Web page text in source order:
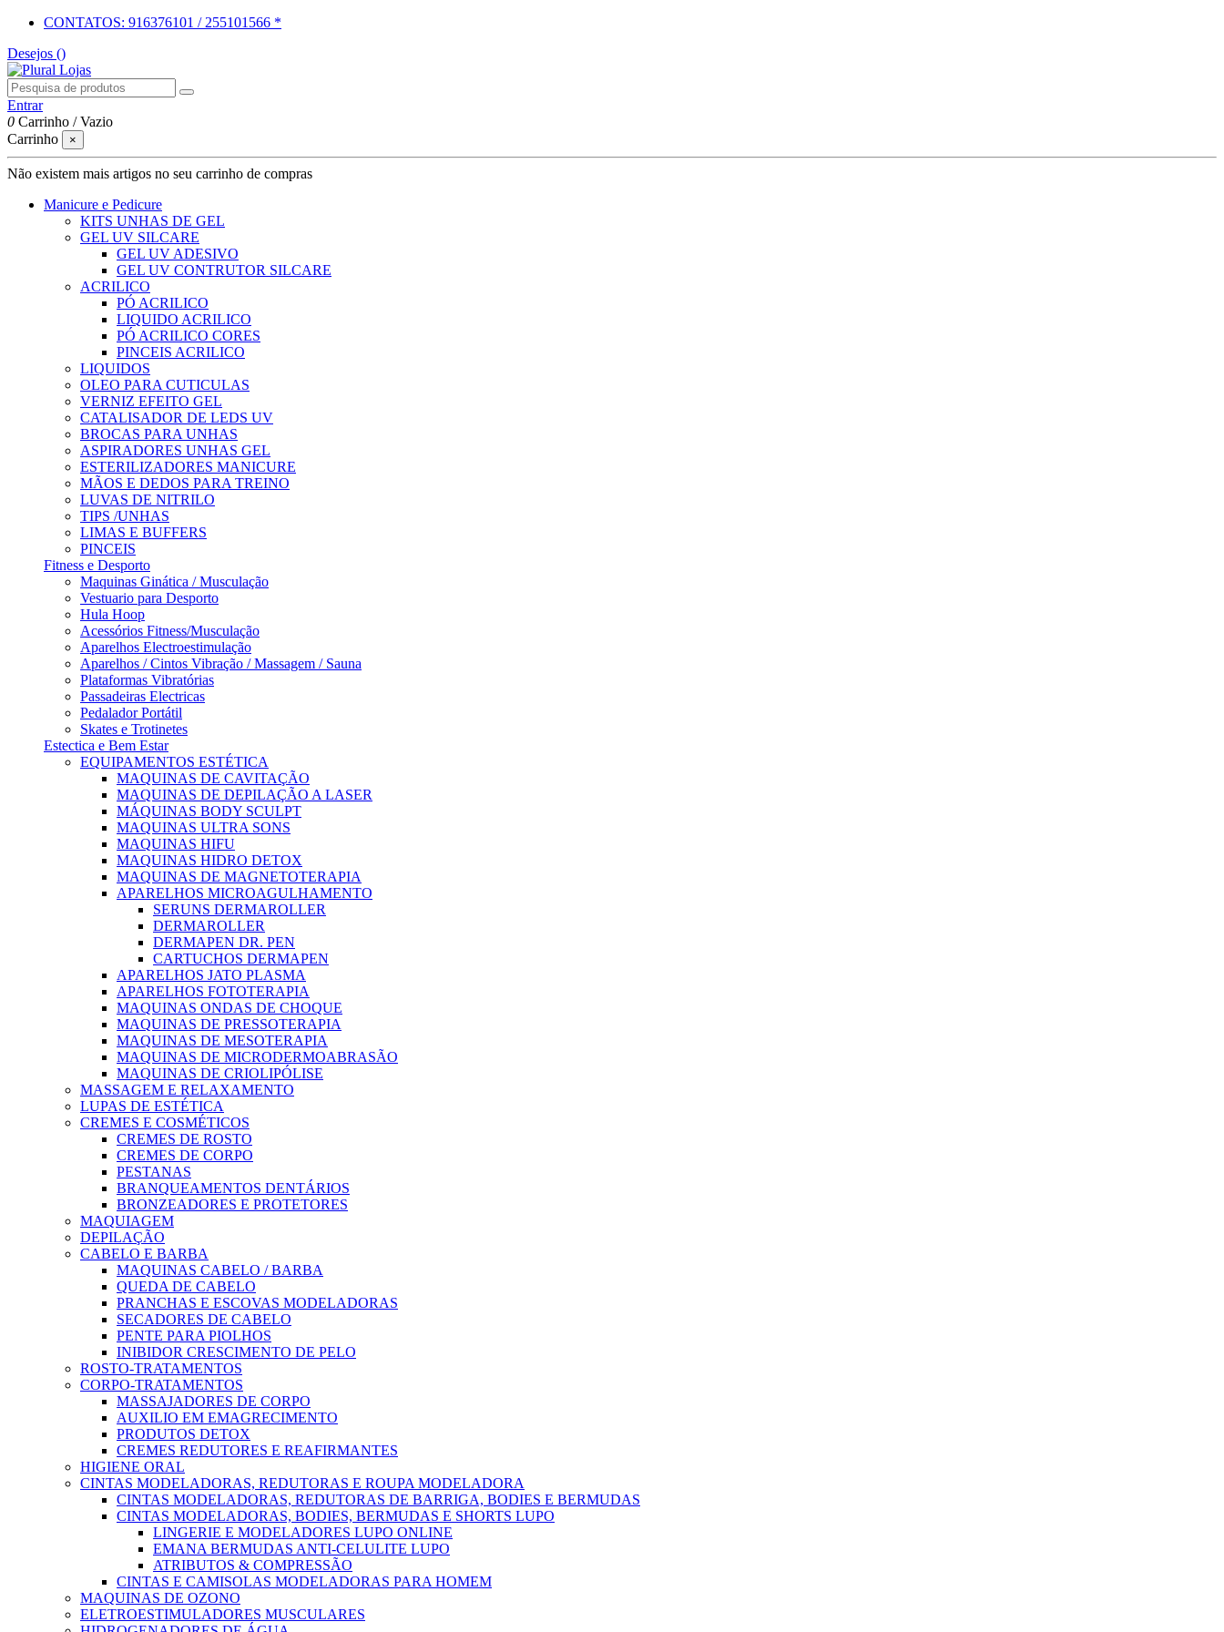
CONTATOS: 916376101 / 255101566 *
Desejos ()
Entrar
0 Carrinho /Vazio
Carrinho
×
Não existem mais artigos no seu carrinho de compras
Manicure e Pedicure
KITS UNHAS DE GEL
GEL UV SILCARE
GEL UV ADESIVO
GEL UV CONTRUTOR SILCARE
ACRILICO
PÓ ACRILICO
LIQUIDO ACRILICO
PÓ ACRILICO CORES
PINCEIS ACRILICO
LIQUIDOS
OLEO PARA CUTICULAS
VERNIZ EFEITO GEL
CATALISADOR DE LEDS UV
BROCAS PARA UNHAS
ASPIRADORES UNHAS GEL
ESTERILIZADORES MANICURE
MÃOS E DEDOS PARA TREINO
LUVAS DE NITRILO
TIPS /UNHAS
LIMAS E BUFFERS
PINCEIS
Fitness e Desporto
Maquinas Ginática / Musculação
Vestuario para Desporto
Hula Hoop
Acessórios Fitness/Musculação
Aparelhos Electroestimulação
Aparelhos / Cintos Vibração / Massagem / Sauna
Plataformas Vibratórias
Passadeiras Electricas
Pedalador Portátil
Skates e Trotinetes
Estectica e Bem Estar
EQUIPAMENTOS ESTÉTICA
MAQUINAS DE CAVITAÇÃO
MAQUINAS DE DEPILAÇÃO A LASER
MÁQUINAS BODY SCULPT
MAQUINAS ULTRA SONS
MAQUINAS HIFU
MAQUINAS HIDRO DETOX
MAQUINAS DE MAGNETOTERAPIA
APARELHOS MICROAGULHAMENTO
SERUNS DERMAROLLER
DERMAROLLER
DERMAPEN DR. PEN
CARTUCHOS DERMAPEN
APARELHOS JATO PLASMA
APARELHOS FOTOTERAPIA
MAQUINAS ONDAS DE CHOQUE
MAQUINAS DE PRESSOTERAPIA
MAQUINAS DE MESOTERAPIA
MAQUINAS DE MICRODERMOABRASÃO
MAQUINAS DE CRIOLIPÓLISE
MASSAGEM E RELAXAMENTO
LUPAS DE ESTÉTICA
CREMES E COSMÉTICOS
CREMES DE ROSTO
CREMES DE CORPO
PESTANAS
BRANQUEAMENTOS DENTÁRIOS
BRONZEADORES E PROTETORES
MAQUIAGEM
DEPILAÇÃO
CABELO E BARBA
MAQUINAS CABELO / BARBA
QUEDA DE CABELO
PRANCHAS E ESCOVAS MODELADORAS
SECADORES DE CABELO
PENTE PARA PIOLHOS
INIBIDOR CRESCIMENTO DE PELO
ROSTO-TRATAMENTOS
CORPO-TRATAMENTOS
MASSAJADORES DE CORPO
AUXILIO EM EMAGRECIMENTO
PRODUTOS DETOX
CREMES REDUTORES E REAFIRMANTES
HIGIENE ORAL
CINTAS MODELADORAS, REDUTORAS E ROUPA MODELADORA
CINTAS MODELADORAS, REDUTORAS DE BARRIGA, BODIES E BERMUDAS
CINTAS MODELADORAS, BODIES, BERMUDAS E SHORTS LUPO
LINGERIE E MODELADORES LUPO ONLINE
EMANA BERMUDAS ANTI-CELULITE LUPO
ATRIBUTOS & COMPRESSÃO
CINTAS E CAMISOLAS MODELADORAS PARA HOMEM
MAQUINAS DE OZONO
ELETROESTIMULADORES MUSCULARES